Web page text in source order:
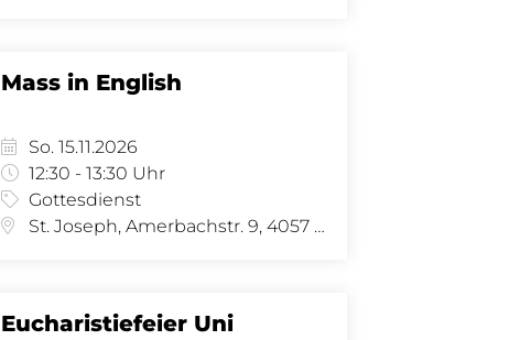
Mass in English
So. 15.11.2026
12:30 - 13:30 Uhr
Gottesdienst
St. Joseph, Amerbachstr. 9, 4057 Basel
Eucharistiefeier Uni